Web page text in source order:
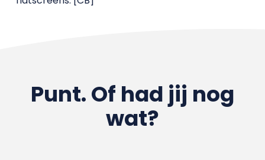
Punt. Of had jij nog
wat?